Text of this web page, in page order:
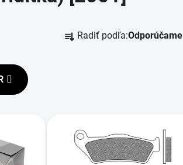
a Radiť podľa:Odporúčame